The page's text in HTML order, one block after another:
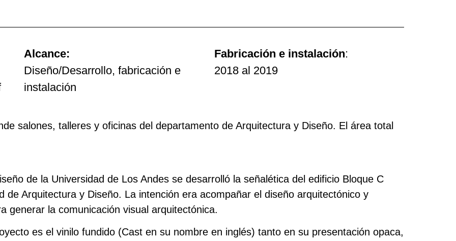
que orienta,
y
Alcance:
Diseño/Desarrollo, fabricación e
instalación
Fabricación e instalación:
2018 al 2019
salones, talleres y oficinas del departamento de Arquitectura y Diseño. El área total
de la Universidad de Los Andes se desarrolló la señalética del edificio Bloque C
de Arquitectura y Diseño. La intención era acompañar el diseño arquitectónico y
generar la comunicación visual arquitectónica.
es el vinilo fundido (Cast en su nombre en inglés) tanto en su presentación opaca,